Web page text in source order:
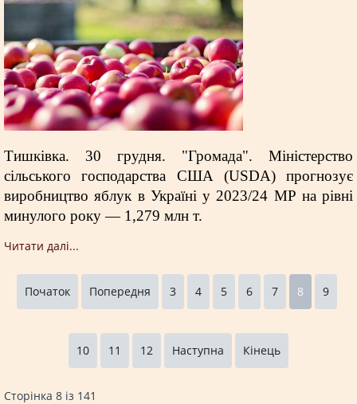
Тишківка. 30 грудня. "Громада". Міністерство
сільського господарства США (USDA) прогнозує
виробництво яблук в Україні у 2023/24 МР на рівні
минулого року — 1,279 млн т.
Читати далi...
Початок Попередня 3 4 5 6 7 8 9
10 11 12 Наступна Кінець
Сторінка 8 із 141